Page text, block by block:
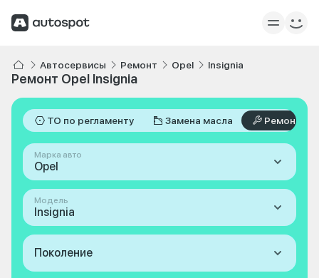
Автосервисы Ремонт Opel Insignia
Ремонт Opel Insignia
ТО по регламенту Замена масла Ремонт
Марка авто
Opel
Модель
Insignia
Поколение